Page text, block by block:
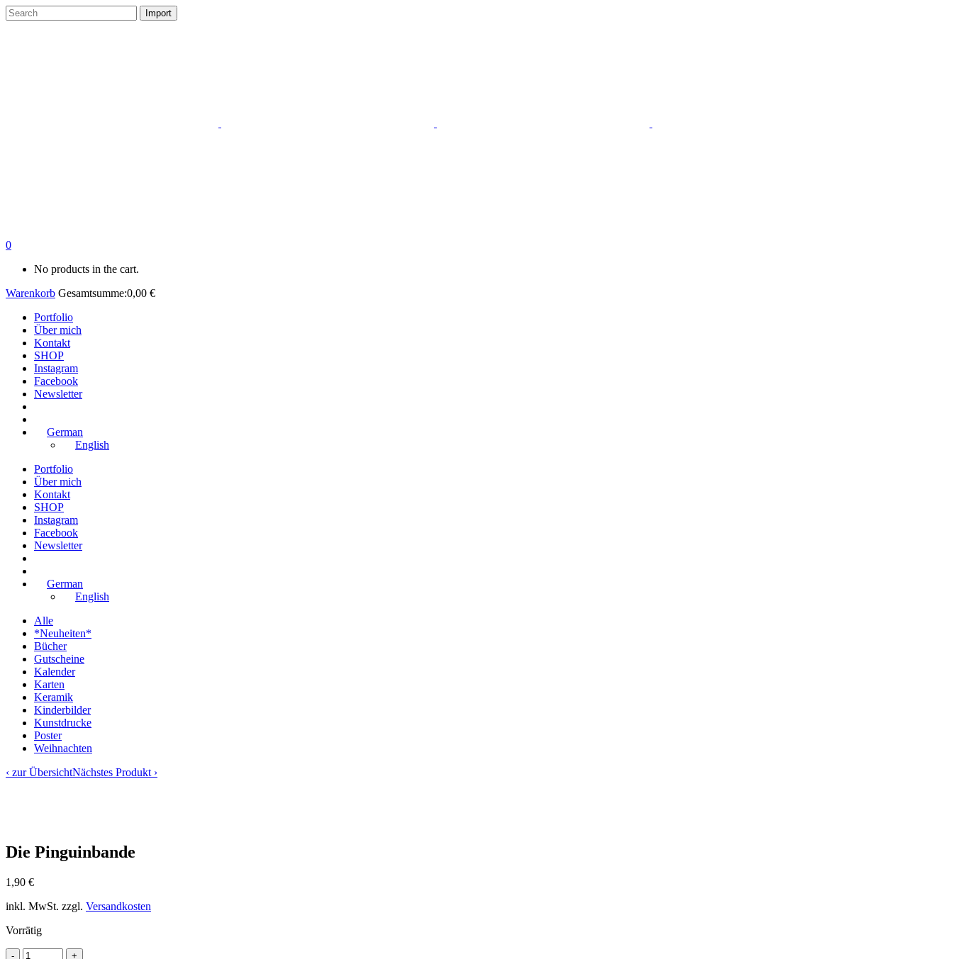
0
No products in the cart.
Warenkorb Gesamtsumme:0,00 €
Portfolio
Über mich
Kontakt
SHOP
Instagram
Facebook
Newsletter
German
English
Portfolio
Über mich
Kontakt
SHOP
Instagram
Facebook
Newsletter
German
English
Alle
*Neuheiten*
Bücher
Gutscheine
Kalender
Karten
Keramik
Kinderbilder
Kunstdrucke
Poster
Weihnachten
‹ zur ÜbersichtNächstes Produkt ›
Die Pinguinbande
1,90 €
inkl. MwSt. zzgl. Versandkosten
Vorrätig